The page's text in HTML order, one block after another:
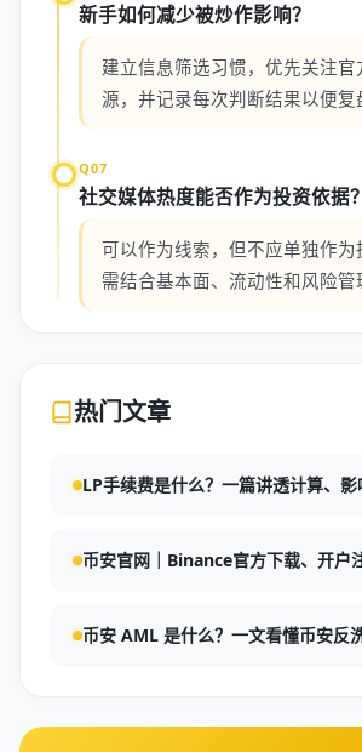
新手如何减少被炒作影响？
建立信息筛选习惯，优先关注官
源，并记录每次判断结果以便复
Q07
社交媒体热度能否作为投资依据？
可以作为线索，但不应单独作为
需结合基本面、流动性和风险管
热门文章
LP手续费是什么？一篇讲透计算、
币安官网｜Binance官方下载、开户
币安 AML 是什么？一文看懂币安反